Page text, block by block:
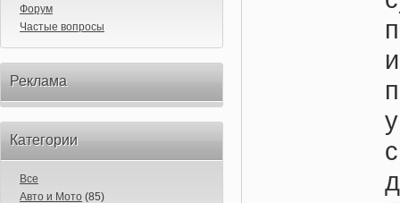
Форум
Частые вопросы
Реклама
Категории
Все
Авто и Мото (85)